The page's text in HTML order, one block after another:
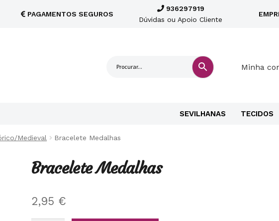
PAGAMENTOS SEGUROS
936297919
Dúvidas ou Apoio Cliente
Minha
SEVILHANAS TECIDOS
Medieval Bracelete Medalhas
Bracelete Medalhas
2,95 €